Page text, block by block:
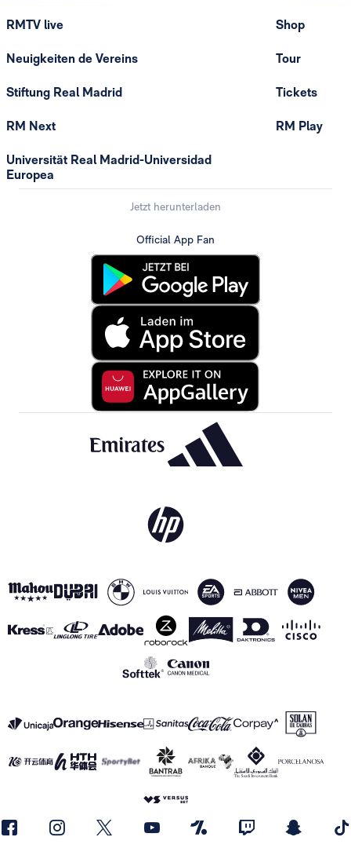
RMTV live
Neuigkeiten de Vereins
Stiftung Real Madrid
RM Next
Universität Real Madrid-Universidad
Europea
Shop
Tour
Tickets
RM Play
Jetzt herunterladen
Official App Fan